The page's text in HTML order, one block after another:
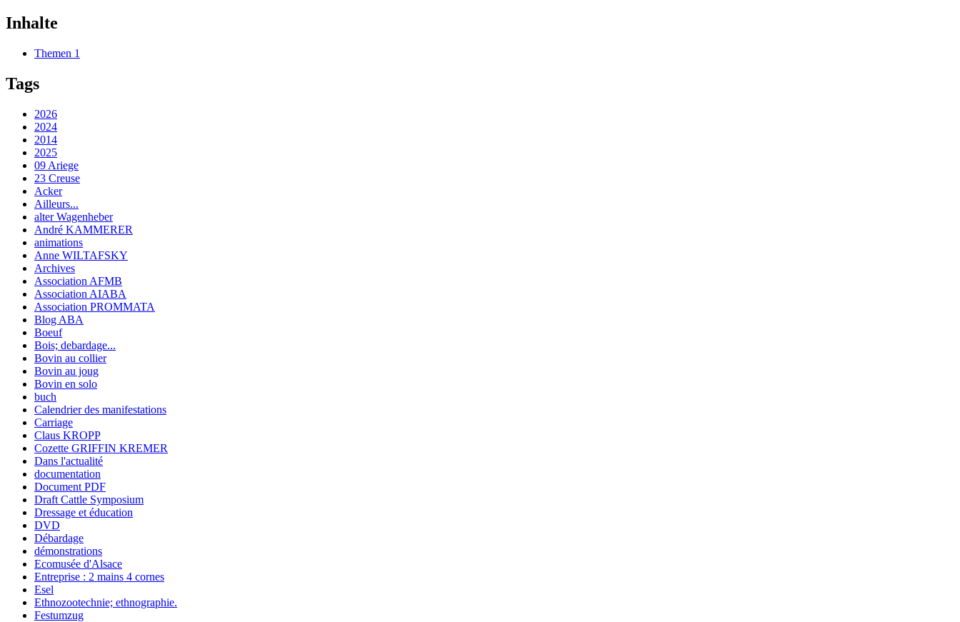
Inhalte
Themen 1
Tags
2026
2024
2014
2025
09 Ariege
23 Creuse
Acker
Ailleurs...
alter Wagenheber
André KAMMERER
animations
Anne WILTAFSKY
Archives
Association AFMB
Association AIABA
Association PROMMATA
Blog ABA
Boeuf
Bois; debardage...
Bovin au collier
Bovin au joug
Bovin en solo
buch
Calendrier des manifestations
Carriage
Claus KROPP
Cozette GRIFFIN KREMER
Dans l'actualité
documentation
Document PDF
Draft Cattle Symposium
Dressage et éducation
DVD
Débardage
démonstrations
Ecomusée d'Alsace
Entreprise : 2 mains 4 cornes
Esel
Ethnozootechnie; ethnographie.
Festumzug